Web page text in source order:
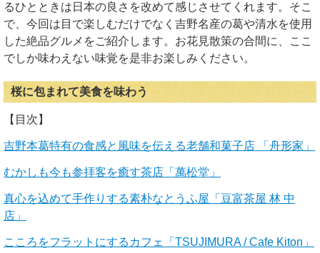
るひとときは日本の良さを改めて感じさせてくれます。そこ
で、今回は目で楽しむだけでなく吉野名産の葛や清水を使用
した絶品グルメをご紹介します。お花見散策の合間に、ここ
でしか味わえない味覚を是非お楽しみください。
桜に包まれて美食を味わう
【目次】
吉野本葛特有の食感と風味を伝える老舗和菓子店 「舟形家」
むかしも今も参拝客を癒す茶店「萬松堂」
真心を込めて手作りする素朴なとうふ屋「豆富茶屋 林 中
店」
こころをフラットにするカフェ「TSUJIMURA / Cafe Kiton」